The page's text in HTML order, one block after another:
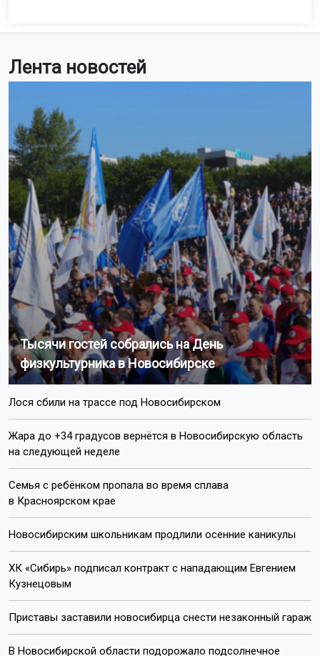
Лента новостей
Тысячи гостей собрались на День
физкультурника в Новосибирске
Лося сбили на трассе под Новосибирском
Жара до +34 градусов вернётся в Новосибирскую область
на следующей неделе
Семья с ребёнком пропала во время сплава
в Красноярском крае
Новосибирским школьникам продлили осенние каникулы
ХК «Сибирь» подписал контракт с нападающим Евгением
Кузнецовым
Приставы заставили новосибирца снести незаконный гараж
В Новосибирской области подорожало подсолнечное